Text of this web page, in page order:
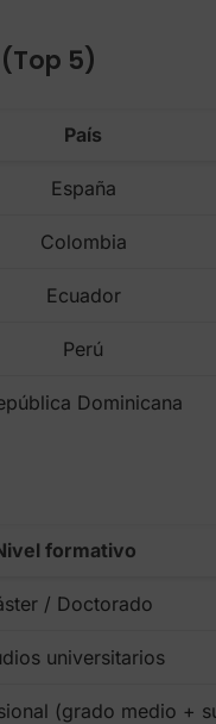
5)
País
España
Colombia
Ecuador
Perú
Dominicana
formativo
/ Doctorado
universitarios
(grado medio +